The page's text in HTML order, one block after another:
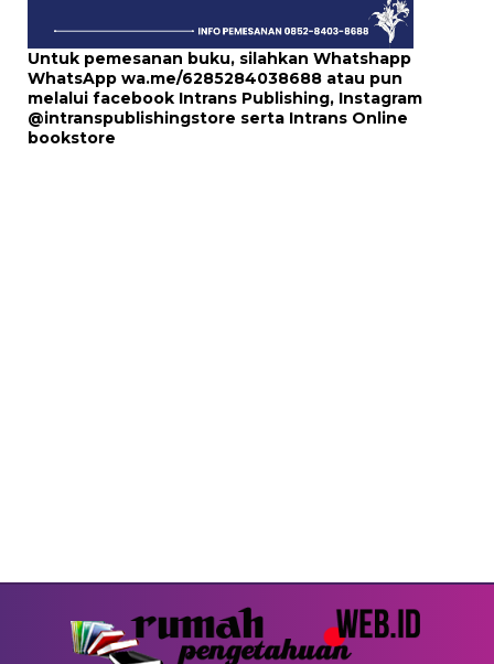
Untuk pemesanan buku, silahkan Whatshapp
WhatsApp wa.me/6285284038688 atau pun
melalui facebook Intrans Publishing, Instagram
@intranspublishingstore serta Intrans Online
bookstore